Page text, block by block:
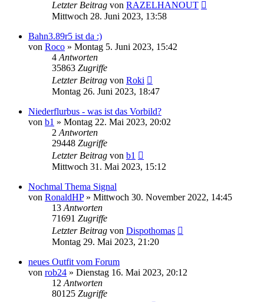
Letzter Beitrag von RAZELHANOUT
Mittwoch 28. Juni 2023, 13:58
Bahn3.89r5 ist da :)
von Roco » Montag 5. Juni 2023, 15:42
4 Antworten
35863 Zugriffe
Letzter Beitrag von Roki
Montag 26. Juni 2023, 18:47
Niederflurbus - was ist das Vorbild?
von b1 » Montag 22. Mai 2023, 20:02
2 Antworten
29448 Zugriffe
Letzter Beitrag von b1
Mittwoch 31. Mai 2023, 15:12
Nochmal Thema Signal
von RonaldHP» Mittwoch 30. November 2022, 14:45
13 Antworten
71691 Zugriffe
Letzter Beitrag von Dispothomas
Montag 29. Mai 2023, 21:20
neues Outfit vom Forum
von rob24 » Dienstag 16. Mai 2023, 20:12
12 Antworten
80125 Zugriffe